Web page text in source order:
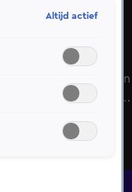
te
van Romy boven
plan in: hij doet
Altijd actief